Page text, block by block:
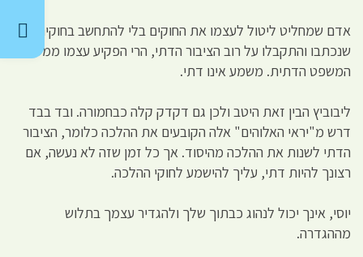
אדם שמחליט ליטול לעצמו את החוקים בלי להתחשב בחוקים
שנכתבו והתקבלו על רוב הציבור הדתי, הרי הפקיע עצמו ממערכת
המשפט הדתית. משמע אינו דתי.
ליבוביץ הבין זאת היטב ולכן גם דקדק קלה כבחמורה. ובד בבד
דרש מ"יראי האלוהים" אלה הקובעים את ההלכה כלומר, הציבור
הדתי לשנות את ההלכה מהיסוד. אך כל זמן שזה לא נעשה, אם
רצונך להיות דתי, עליך להישמע לחוקי ההלכה.
יוסי, אינך יכול לנהוג כבתוך שלך ולהגדיר עצמך בתלוש
מההגדרה.